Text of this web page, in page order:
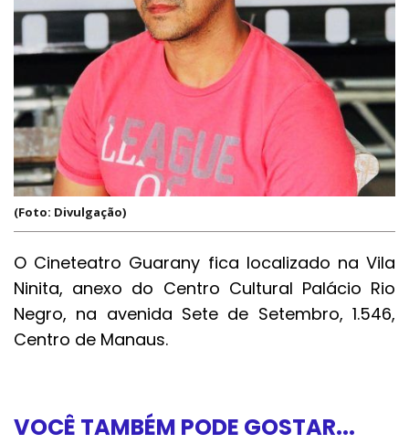
(Foto: Divulgação)
O Cineteatro Guarany fica localizado na Vila
Ninita, anexo do Centro Cultural Palácio Rio
Negro, na avenida Sete de Setembro, 1.546,
Centro de Manaus.
VOCÊ TAMBÉM PODE GOSTAR...